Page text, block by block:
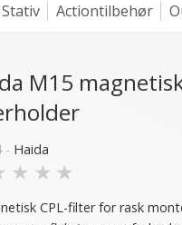
Stativ Actiontilbehør
M15
- Haida
★ ★ ★
CPL-filter for rask